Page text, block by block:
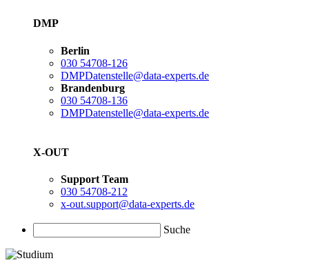
DMP
Berlin
030 54708-126
DMPDatenstelle@data-experts.de
Brandenburg
030 54708-136
DMPDatenstelle@data-experts.de
X-OUT
Support Team
030 54708-212
x-out.support@data-experts.de
Suche